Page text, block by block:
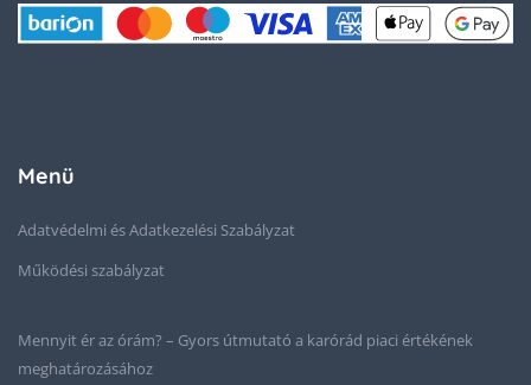
Menü
Adatvédelmi és Adatkezelési Szabályzat
Működési szabályzat
Mennyit ér az órám? – Gyors útmutató a karórád piaci értékének
meghatározásához